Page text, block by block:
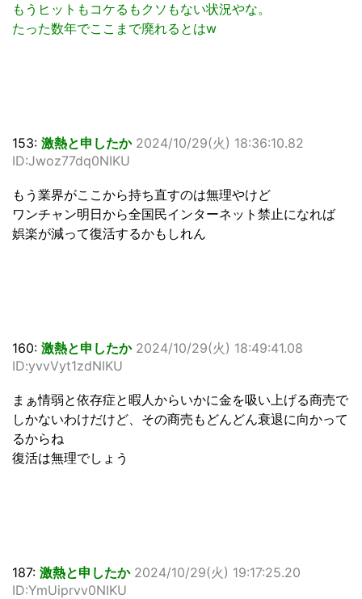
もうヒットもコケるもクソもない状況やな。
たった数年でここまで廃れるとはw
153: 激熱と申したか 2024/10/29(火) 18:36:10.82
ID:Jwoz77dq0NIKU
もう業界がここから持ち直すのは無理やけど
ワンチャン明日から全国民インターネット禁止になれば
娯楽が減って復活するかもしれん
160: 激熱と申したか 2024/10/29(火) 18:49:41.08
ID:yvvVyt1zdNIKU
まぁ情弱と依存症と暇人からいかに金を吸い上げる商売で
しかないわけだけど、その商売もどんどん衰退に向かって
るからね
復活は無理でしょう
187: 激熱と申したか 2024/10/29(火) 19:17:25.20
ID:YmUiprvv0NIKU